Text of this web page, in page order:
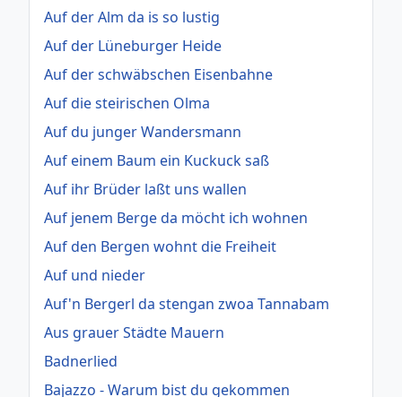
Auf der Alm da is so lustig
Auf der Lüneburger Heide
Auf der schwäbschen Eisenbahne
Auf die steirischen Olma
Auf du junger Wandersmann
Auf einem Baum ein Kuckuck saß
Auf ihr Brüder laßt uns wallen
Auf jenem Berge da möcht ich wohnen
Auf den Bergen wohnt die Freiheit
Auf und nieder
Auf'n Bergerl da stengan zwoa Tannabam
Aus grauer Städte Mauern
Badnerlied
Bajazzo - Warum bist du gekommen